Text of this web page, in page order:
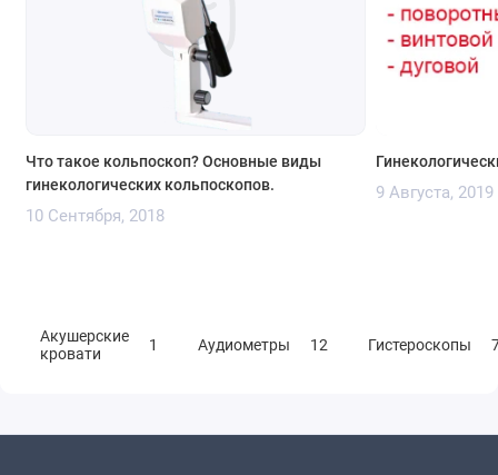
Что такое кольпоскоп? Основные виды
гинекологических кольпоскопов.
10 Сентября, 2018
9 Августа, 2019
Акушерские
кровати
1 Аудиометры 12 Гистероскопы